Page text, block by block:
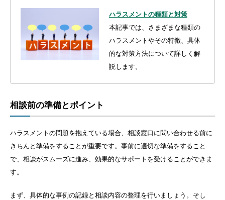
ハラスメントの種類と対策
本記事では、さまざまな種類の
ハラスメントやその特徴、具体
的な対策方法について詳しく解
説します。
相談前の準備とポイント
ハラスメントの問題を抱えている場合、相談窓口に問い合わせる前に
きちんと準備をすることが重要です。事前に適切な準備をすること
で、相談がスムーズに進み、効果的なサポートを受けることができま
す。
まず、具体的な事例の記録と相談内容の整理を行いましょう。そし